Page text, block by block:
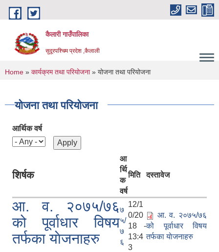
Skip to main content
कैलारी गाउँपालिका
सुदूरपश्चिम प्रदेश ,कैलाली
You are here
Home » कार्यक्रम तथा परियोजना» योजना तथा परियोजना
योजना तथा परियोजना
आर्थिक वर्ष
शिर्षक
आ
र्थि
क
वर्ष
मिति दस्तावेज
आ. व. २०७५/७६
को पूर्वाधार विषय
तर्फका याेजनाहरु
७
५/
७
६
12/1
0/20
18 -
13:4
3
आ. व. २०७५/७६
को पूर्वाधार विषय
तर्फका याेजनाहरु